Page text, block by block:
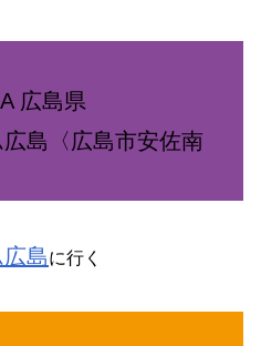
広島県
島〈広島市安佐南
島に行く